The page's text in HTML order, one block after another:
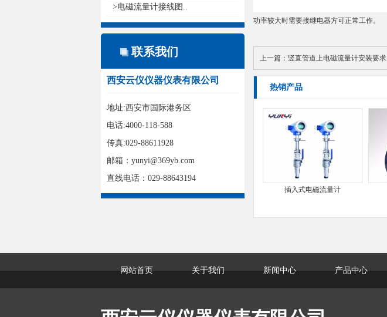
>电磁流量计接线图..
联系我们
西安云仪仪器仪表有限公司
地址:西安市国际港务区
电话:4000-118-588
传真:029-88611928
邮箱：yunyi@369yb.com
直线电话：029-88643194
功率较大时需要接继电器方可正常工作。
上一篇： 竖直管道上电磁流量计安装要求
热销产品
插入式电磁流量计
网站首页 关于我们 新闻中心 产品中心